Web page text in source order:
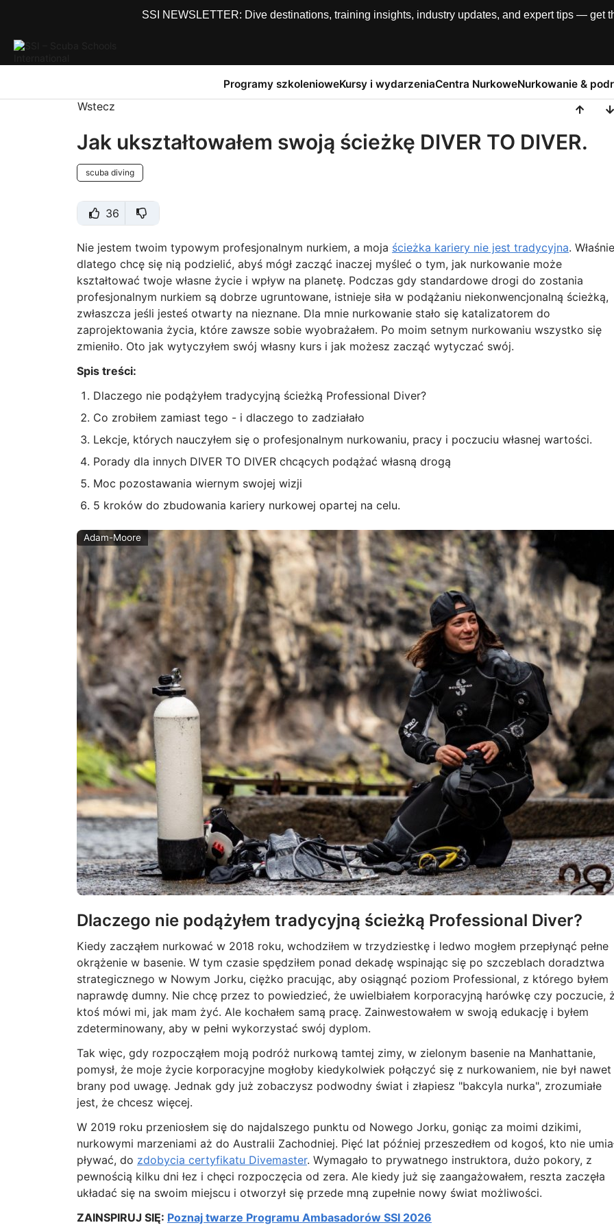
SSI NEWSLETTER: Dive destinations, training insights, industry updates, and expert tips — get
Programy szkolenioweKursy i wydarzeniaCentra NurkoweNurkowanie &
Wstecz
Jak ukształtowałem swoją ścieżkę DIVER TO DIVER.
scuba diving
36
Nie jestem twoim typowym profesjonalnym nurkiem, a moja ścieżka kariery nie jest tradycyjna. Właśnie
dlatego chcę się nią podzielić, abyś mógł zacząć inaczej myśleć o tym, jak nurkowanie może
kształtować twoje własne życie i wpływ na planetę. Podczas gdy standardowe drogi do zostania
profesjonalnym nurkiem są dobrze ugruntowane, istnieje siła w podążaniu niekonwencjonalną ścieżką,
zwłaszcza jeśli jesteś otwarty na nieznane. Dla mnie nurkowanie stało się katalizatorem do
zaprojektowania życia, które zawsze sobie wyobrażałem. Po moim setnym nurkowaniu wszystko się
zmieniło. Oto jak wytyczyłem swój własny kurs i jak możesz zacząć wytyczać swój.
Spis treści:
Dlaczego nie podążyłem tradycyjną ścieżką Professional Diver?
Co zrobiłem zamiast tego - i dlaczego to zadziałało
Lekcje, których nauczyłem się o profesjonalnym nurkowaniu, pracy i poczuciu własnej wartości.
Porady dla innych DIVER TO DIVER chcących podążać własną drogą
Moc pozostawania wiernym swojej wizji
5 kroków do zbudowania kariery nurkowej opartej na celu.
Adam-Moore
Dlaczego nie podążyłem tradycyjną ścieżką Professional Diver?
Kiedy zacząłem nurkować w 2018 roku, wchodziłem w trzydziestkę i ledwo mogłem przepłynąć pełne
okrążenie w basenie. W tym czasie spędziłem ponad dekadę wspinając się po szczeblach doradztwa
strategicznego w Nowym Jorku, ciężko pracując, aby osiągnąć poziom Professional, z którego byłem
naprawdę dumny. Nie chcę przez to powiedzieć, że uwielbiałem korporacyjną harówkę czy poczucie,
ktoś mówi mi, jak mam żyć. Ale kochałem samą pracę. Zainwestowałem w swoją edukację i byłem
zdeterminowany, aby w pełni wykorzystać swój dyplom.
Tak więc, gdy rozpocząłem moją podróż nurkową tamtej zimy, w zielonym basenie na Manhattanie,
pomysł, że moje życie korporacyjne mogłoby kiedykolwiek połączyć się z nurkowaniem, nie był nawet
brany pod uwagę. Jednak gdy już zobaczysz podwodny świat i złapiesz "bakcyla nurka", zrozumiałe
jest, że chcesz więcej.
W 2019 roku przeniosłem się do najdalszego punktu od Nowego Jorku, goniąc za moimi dzikimi,
nurkowymi marzeniami aż do Australii Zachodniej. Pięć lat później przeszedłem od kogoś, kto nie
pływać, do zdobycia certyfikatu Divemaster. Wymagało to prywatnego instruktora, dużo pokory, z
pewnością kilku dni łez i chęci rozpoczęcia od zera. Ale kiedy już się zaangażowałem, reszta zaczęła
układać się na swoim miejscu i otworzył się przede mną zupełnie nowy świat możliwości.
ZAINSPIRUJ SIĘ: Poznaj twarze Programu Ambasadorów SSI 2026